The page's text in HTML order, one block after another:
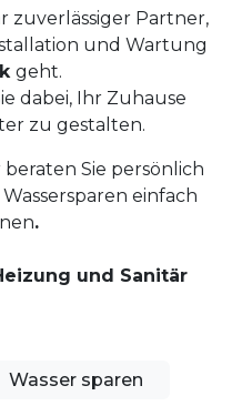
zuverlässiger Partner,
und Wartung
geht.
dabei, Ihr Zuhause
zu gestalten.
beraten Sie persönlich
einfach
.
und Sanitär
Wasser sparen